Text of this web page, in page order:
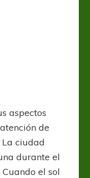
aspectos
de
ciudad
durante el
el sol